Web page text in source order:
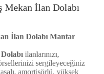
Mekan İlan Dolabı
İlan Dolabı Mantar
ilanlarınızı,
sergileyeceğiniz
amortisörlü, yüksek